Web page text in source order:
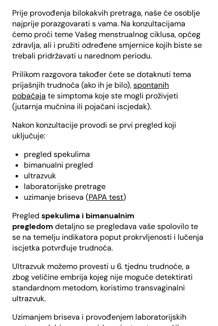
Prije provođenja bilokakvih pretraga, naše će osoblje
najprije porazgovarati s vama. Na konzultacijama
ćemo proći teme Vašeg menstrualnog ciklusa, općeg
zdravlja, ali i pružiti određene smjernice kojih biste se
trebali pridržavati u narednom periodu.
Prilikom razgovora također ćete se dotaknuti tema
prijašnjih trudnoća (ako ih je bilo),spontanih
pobačaja te simptoma koje ste mogli proživjeti
(jutarnja mučnina ili pojačani iscjedak).
Nakon konzultacije provodi se prvi pregled koji
uključuje:
pregled spekulima
bimanualni pregled
ultrazvuk
laboratorijske pretrage
uzimanje briseva (PAPA test)
Pregled spekulima i bimanualnim
pregledom detaljno se pregledava vaše spolovilo te
se na temelju indikatora poput prokrvljenosti i lučenja
iscjetka potvrđuje trudnoća.
Ultrazvuk možemo provesti u 6. tjednu trudnoće, a
zbog veličine embrija kojeg nije moguće detektirati
standardnom metodom, koristimo transvaginalni
ultrazvuk.
Uzimanjem briseva i provođenjem laboratorijskih